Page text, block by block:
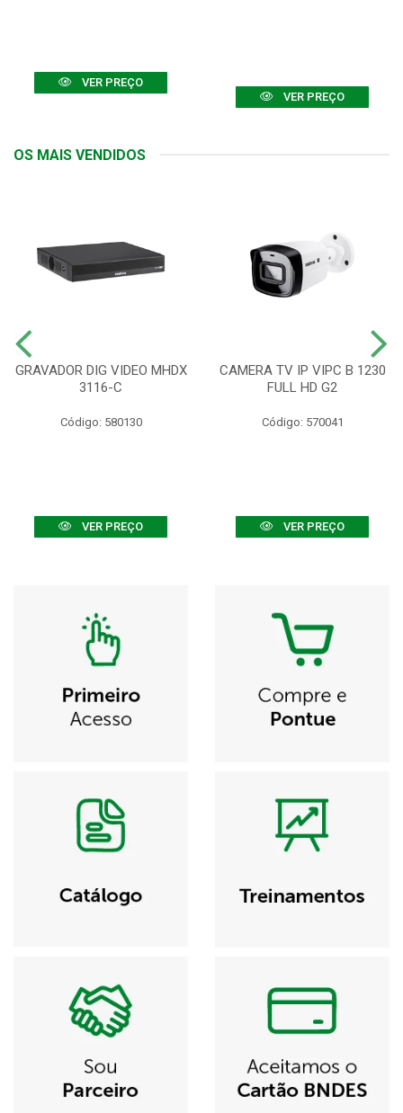
VER PREÇO
VER PREÇO
OS MAIS VENDIDOS
GRAVADOR DIG VIDEO MHDX
3116-C
Código: 580130
VER PREÇO
CAMERA TV IP VIPC B 1230
FULL HD G2
Código: 570041
VER PREÇO